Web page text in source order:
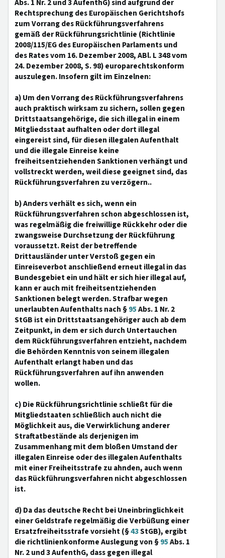
Abs. 1 Nr. 2 und 3 AufenthG) sind aufgrund der
Rechtsprechung des Europäischen Gerichtshofs
zum Vorrang des Rückführungsverfahrens
gemäß der Rückführungsrichtlinie (Richtlinie
2008/115/EG des Europäischen Parlaments und
des Rates vom 16. Dezember 2008, ABl. L 348 vom
24. Dezember 2008, S. 98) europarechtskonform
auszulegen. Insofern gilt im Einzelnen:
a) Um den Vorrang des Rückführungsverfahrens
auch praktisch wirksam zu sichern, sollen gegen
Drittstaatsangehörige, die sich illegal in einem
Mitgliedsstaat aufhalten oder dort illegal
eingereist sind, für diesen illegalen Aufenthalt
und die illegale Einreise keine
freiheitsentziehenden Sanktionen verhängt und
vollstreckt werden, weil diese geeignet sind, das
Rückführungsverfahren zu verzögern..
b) Anders verhält es sich, wenn ein
Rückführungsverfahren schon abgeschlossen ist,
was regelmäßig die freiwillige Rückkehr oder die
zwangsweise Durchsetzung der Rückführung
voraussetzt. Reist der betreffende
Drittausländer unter Verstoß gegen ein
Einreiseverbot anschließend erneut illegal in das
Bundesgebiet ein und hält er sich hier illegal auf,
kann er auch mit freiheitsentziehenden
Sanktionen belegt werden. Strafbar wegen
unerlaubten Aufenthalts nach §95Abs. 1 Nr. 2
StGB ist ein Drittstaatsangehöriger auch ab dem
Zeitpunkt, in dem er sich durch Untertauchen
dem Rückführungsverfahren entzieht, nachdem
die Behörden Kenntnis von seinem illegalen
Aufenthalt erlangt haben und das
Rückführungsverfahren auf ihn anwenden
wollen.
c) Die Rückführungsrichtlinie schließt für die
Mitgliedstaaten schließlich auch nicht die
Möglichkeit aus, die Verwirklichung anderer
Straftatbestände als derjenigen im
Zusammenhang mit dem bloßen Umstand der
illegalen Einreise oder des illegalen Aufenthalts
mit einer Freiheitsstrafe zu ahnden, auch wenn
das Rückführungsverfahren nicht abgeschlossen
ist.
d) Da das deutsche Recht bei Uneinbringlichkeit
einer Geldstrafe regelmäßig die Verbüßung einer
Ersatzfreiheitsstrafe vorsieht (§43StGB), ergibt
die richtlinienkonforme Auslegung von §95Abs. 1
Nr. 2 und 3 AufenthG, dass gegen illegal